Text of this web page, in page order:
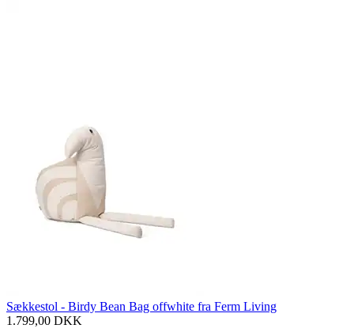
Sækkestol - Birdy Bean Bag offwhite fra Ferm Living
1.799,00 DKK